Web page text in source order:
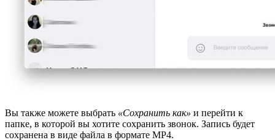
Вы также можете выбрать «Сохранить как» и перейти к
папке, в которой вы хотите сохранить звонок. Запись будет
сохранена в виде файла в формате MP4.